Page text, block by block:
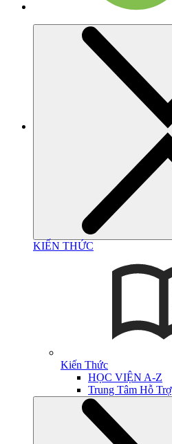
KIẾN THỨC
Kiến Thức
HỌC VIỆN A-Z
Trung Tâm Hỗ Trợ